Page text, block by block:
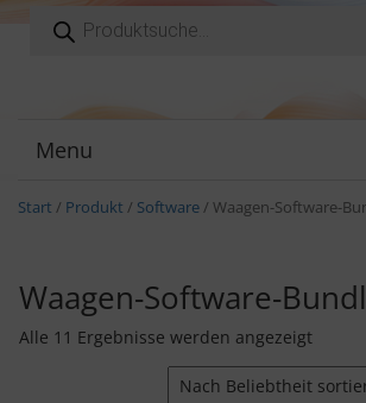
Products search
Menu
Start / Produkt / Software/ Waagen-Software-
Waagen-Software-
Alle 11 Ergebnisse werden angezeigtNach